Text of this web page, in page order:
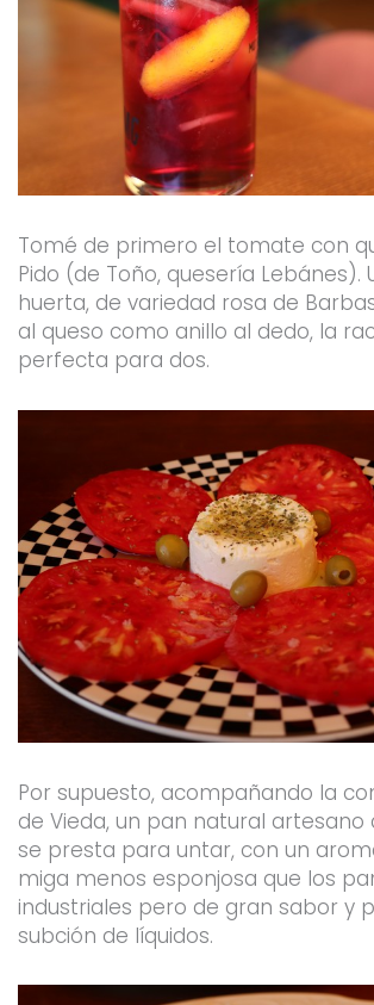
Tomé de primero el tomate con
Pido (de Toño, quesería Lebánes).
huerta, de variedad rosa de
al queso como anillo al dedo, la
perfecta para dos.
Por supuesto, acompañando la
de Vieda, un pan natural artesano
se presta para untar, con un
miga menos esponjosa que los
industriales pero de gran sabor y
subción de líquidos.